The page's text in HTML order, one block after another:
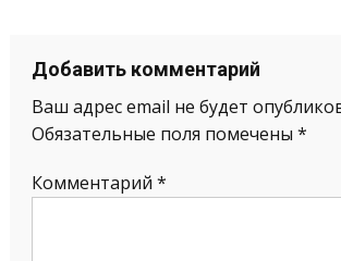
Добавить комментарий
Ваш адрес email не будет
Обязательные поля помечены *
Комментарий *